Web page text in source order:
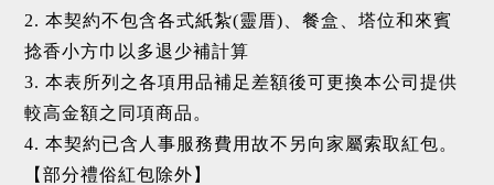
2. 本契約不包含各式紙紮(靈厝)、餐盒、塔位和來賓
捻香小方巾以多退少補計算
3. 本表所列之各項用品補足差額後可更換本公司提供
較高金額之同項商品。
4. 本契約已含人事服務費用故不另向家屬索取紅包。
【部分禮俗紅包除外】